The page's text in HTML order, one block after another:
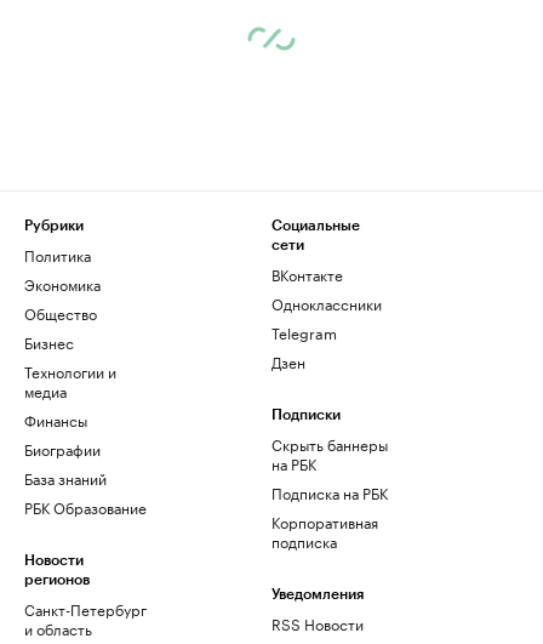
Рубрики
Политика
Экономика
Общество
Бизнес
Технологии и
медиа
Финансы
Биографии
База знаний
РБК Образование
Новости
регионов
Санкт-Петербург
и область
Социальные
сети
ВКонтакте
Одноклассники
Telegram
Дзен
Подписки
Скрыть баннеры
на РБК
Подписка на РБК
Корпоративная
подписка
Уведомления
RSS Новости